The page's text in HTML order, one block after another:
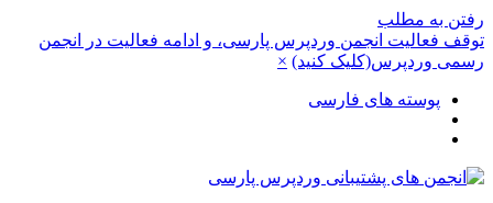
رفتن به مطلب
توقف فعالیت انجمن وردپرس پارسی، و ادامه فعالیت در انجمن
رسمی وردپرس(کلیک کنید) ×
پوسته های فارسی